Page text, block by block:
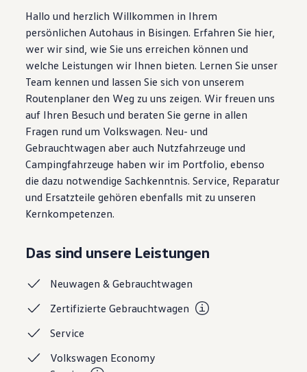
Volkswagen Kundenbetreuung
Warn- und Kontrollleuchten
Assistenzsysteme
Digitale Betriebsanleitung
Live Beratung
Magazin
Lifestyle
Transport
Familie
Elektromobilität
Volkswagen R
Pannen- und Unfallhilfe
Volkswagen Kundenbetreuung
Hallo und herzlich Willkommen in Ihrem
persönlichen Autohaus in Bisingen. Erfahren Sie hier,
wer wir sind, wie Sie uns erreichen können und
welche Leistungen wir Ihnen bieten. Lernen Sie unser
Team kennen und lassen Sie sich von unserem
Routenplaner den Weg zu uns zeigen. Wir freuen uns
auf Ihren Besuch und beraten Sie gerne in allen
Fragen rund um Volkswagen. Neu- und
Gebrauchtwagen aber auch Nutzfahrzeuge und
Campingfahrzeuge haben wir im Portfolio, ebenso
die dazu notwendige Sachkenntnis. Service, Reparatur
und Ersatzteile gehören ebenfalls mit zu unseren
Kernkompetenzen.
Das sind unsere Leistungen
Neuwagen &Gebrauchtwagen
ZertifizierteGebrauchtwagen
Service
Volkswagen Economy